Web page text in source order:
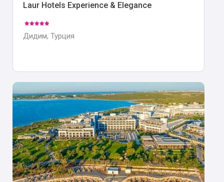
Laur Hotels Experience & Elegance
Дидим, Турция